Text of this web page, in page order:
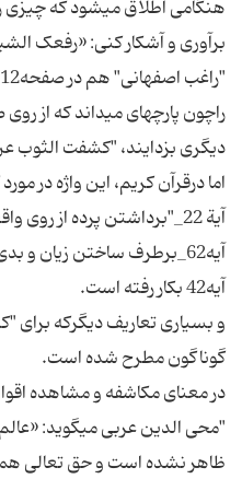
هنگامى اطلاق مى‏شود که چیزى را
راچون پارچه‏اى میداند که از
اما درقرآن کریم، این واژه در
آیه62_برطرف ساختن زیان
و بسیاری تعاریف دیگرکه برای
"محى الدین عربى مى‏گوید:
ظاهر نشده است و حق تعالى